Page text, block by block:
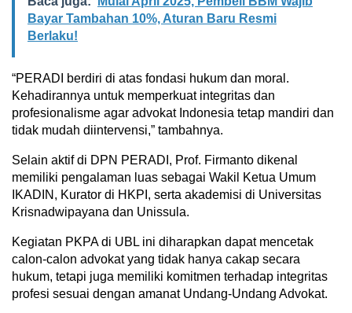
Bayar Tambahan 10%, Aturan Baru Resmi
Berlaku!
“PERADI berdiri di atas fondasi hukum dan moral.
Kehadirannya untuk memperkuat integritas dan
profesionalisme agar advokat Indonesia tetap mandiri dan
tidak mudah diintervensi,” tambahnya.
Selain aktif di DPN PERADI, Prof. Firmanto dikenal
memiliki pengalaman luas sebagai Wakil Ketua Umum
IKADIN, Kurator di HKPI, serta akademisi di Universitas
Krisnadwipayana dan Unissula.
Kegiatan PKPA di UBL ini diharapkan dapat mencetak
calon-calon advokat yang tidak hanya cakap secara
hukum, tetapi juga memiliki komitmen terhadap integritas
profesi sesuai dengan amanat Undang-Undang Advokat.